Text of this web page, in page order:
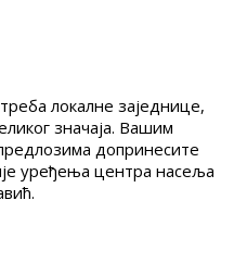
локалне заједнице,
значаја. Вашим
допринесите
уређења центра насеља